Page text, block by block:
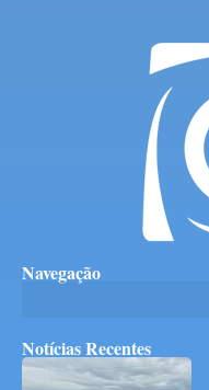
Navegação
Notícias Recentes